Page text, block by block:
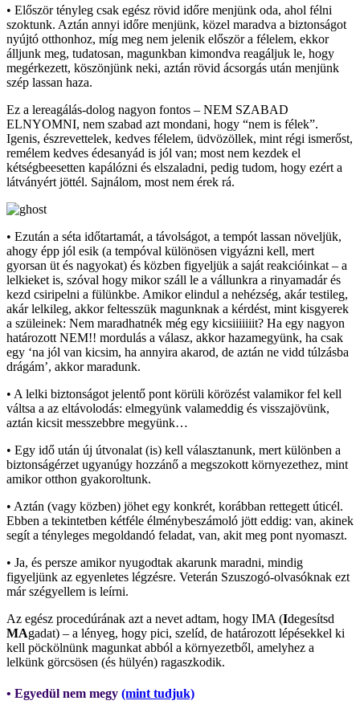
• Először tényleg csak egész rövid időre menjünk oda, ahol félni
szoktunk. Aztán annyi időre menjünk, közel maradva a biztonságot
nyújtó otthonhoz, míg meg nem jelenik először a félelem, ekkor
álljunk meg, tudatosan, magunkban kimondva reagáljuk le, hogy
megérkezett, köszönjünk neki, aztán rövid ácsorgás után menjünk
szép lassan haza.
Ez a lereagálás-dolog nagyon fontos – NEM SZABAD
ELNYOMNI, nem szabad azt mondani, hogy “nem is félek”.
Igenis, észrevettelek, kedves félelem, üdvözöllek, mint régi ismerőst,
remélem kedves édesanyád is jól van; most nem kezdek el
kétségbeesetten kapálózni és elszaladni, pedig tudom, hogy ezért a
látványért jöttél. Sajnálom, most nem érek rá.
• Ezután a séta időtartamát, a távolságot, a tempót lassan növeljük,
ahogy épp jól esik (a tempóval különösen vigyázni kell, mert
gyorsan üt és nagyokat) és közben figyeljük a saját reakcióinkat – a
lelkieket is, szóval hogy mikor száll le a vállunkra a rinyamadár és
kezd csiripelni a fülünkbe. Amikor elindul a nehézség, akár testileg,
akár lelkileg, akkor feltesszük magunknak a kérdést, mint kisgyerek
a szüleinek: Nem maradhatnék még egy kicsiiiiiiit? Ha egy nagyon
határozott NEM!! mordulás a válasz, akkor hazamegyünk, ha csak
egy ‘na jól van kicsim, ha annyira akarod, de aztán ne vidd túlzásba
drágám’, akkor maradunk.
• A lelki biztonságot jelentő pont körüli körözést valamikor fel kell
váltsa a az eltávolodás: elmegyünk valameddig és visszajövünk,
aztán kicsit messzebbre megyünk…
• Egy idő után új útvonalat (is) kell választanunk, mert különben a
biztonságérzet ugyanúgy hozzánő a megszokott környezethez, mint
amikor otthon gyakoroltunk.
• Aztán (vagy közben) jöhet egy konkrét, korábban rettegett úticél.
Ebben a tekintetben kétféle élménybeszámoló jött eddig: van, akinek
segít a tényleges megoldandó feladat, van, akit meg pont nyomaszt.
• Ja, és persze amikor nyugodtak akarunk maradni, mindig
figyeljünk az egyenletes légzésre. Veterán Szuszogó-olvasóknak ezt
már szégyellem is leírni.
Az egész procedúrának azt a nevet adtam, hogy IMA (Idegesítsd
MAgadat) – a lényeg, hogy pici, szelíd, de határozott lépésekkel ki
kell pöckölnünk magunkat abból a környezetből, amelyhez a
lelkünk görcsösen (és hülyén) ragaszkodik.
• Egyedül nem megy (mint tudjuk)